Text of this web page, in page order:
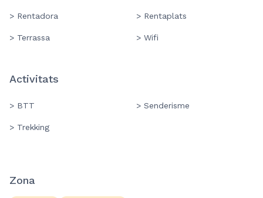
> Rentadora > Rentaplats
> Terrassa > Wifi
Activitats
> BTT > Senderisme
> Trekking
Zona